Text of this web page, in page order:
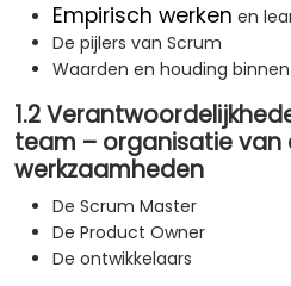
Empirisch werken en
De pijlers van Scrum
Waarden en houding
1.2
team – organisatie van
werkzaamheden
De Scrum Master
De Product Owner
De ontwikkelaars